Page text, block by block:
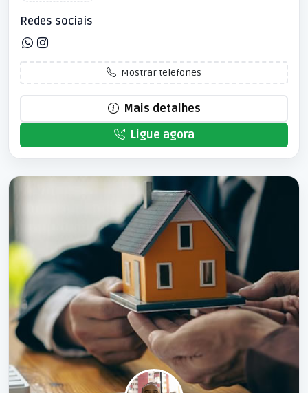
Redes sociais
Mostrar telefones
Mais detalhes
Ligue agora